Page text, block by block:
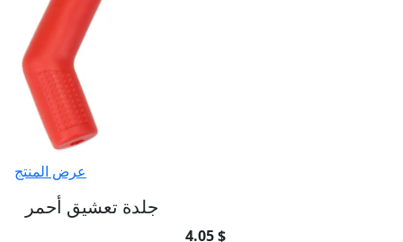
عرض المنتج
جلدة تعشيق أحمر
4.05 $